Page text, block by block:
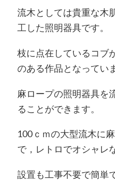
流木としては貴重な木
工した照明器具です。
枝に点在しているコブ
のある作品となってい
麻ロープの照明器具を
ることができます。
100ｃｍの大型流木に
で，レトロでオシャレ
設置も工事不要で簡単